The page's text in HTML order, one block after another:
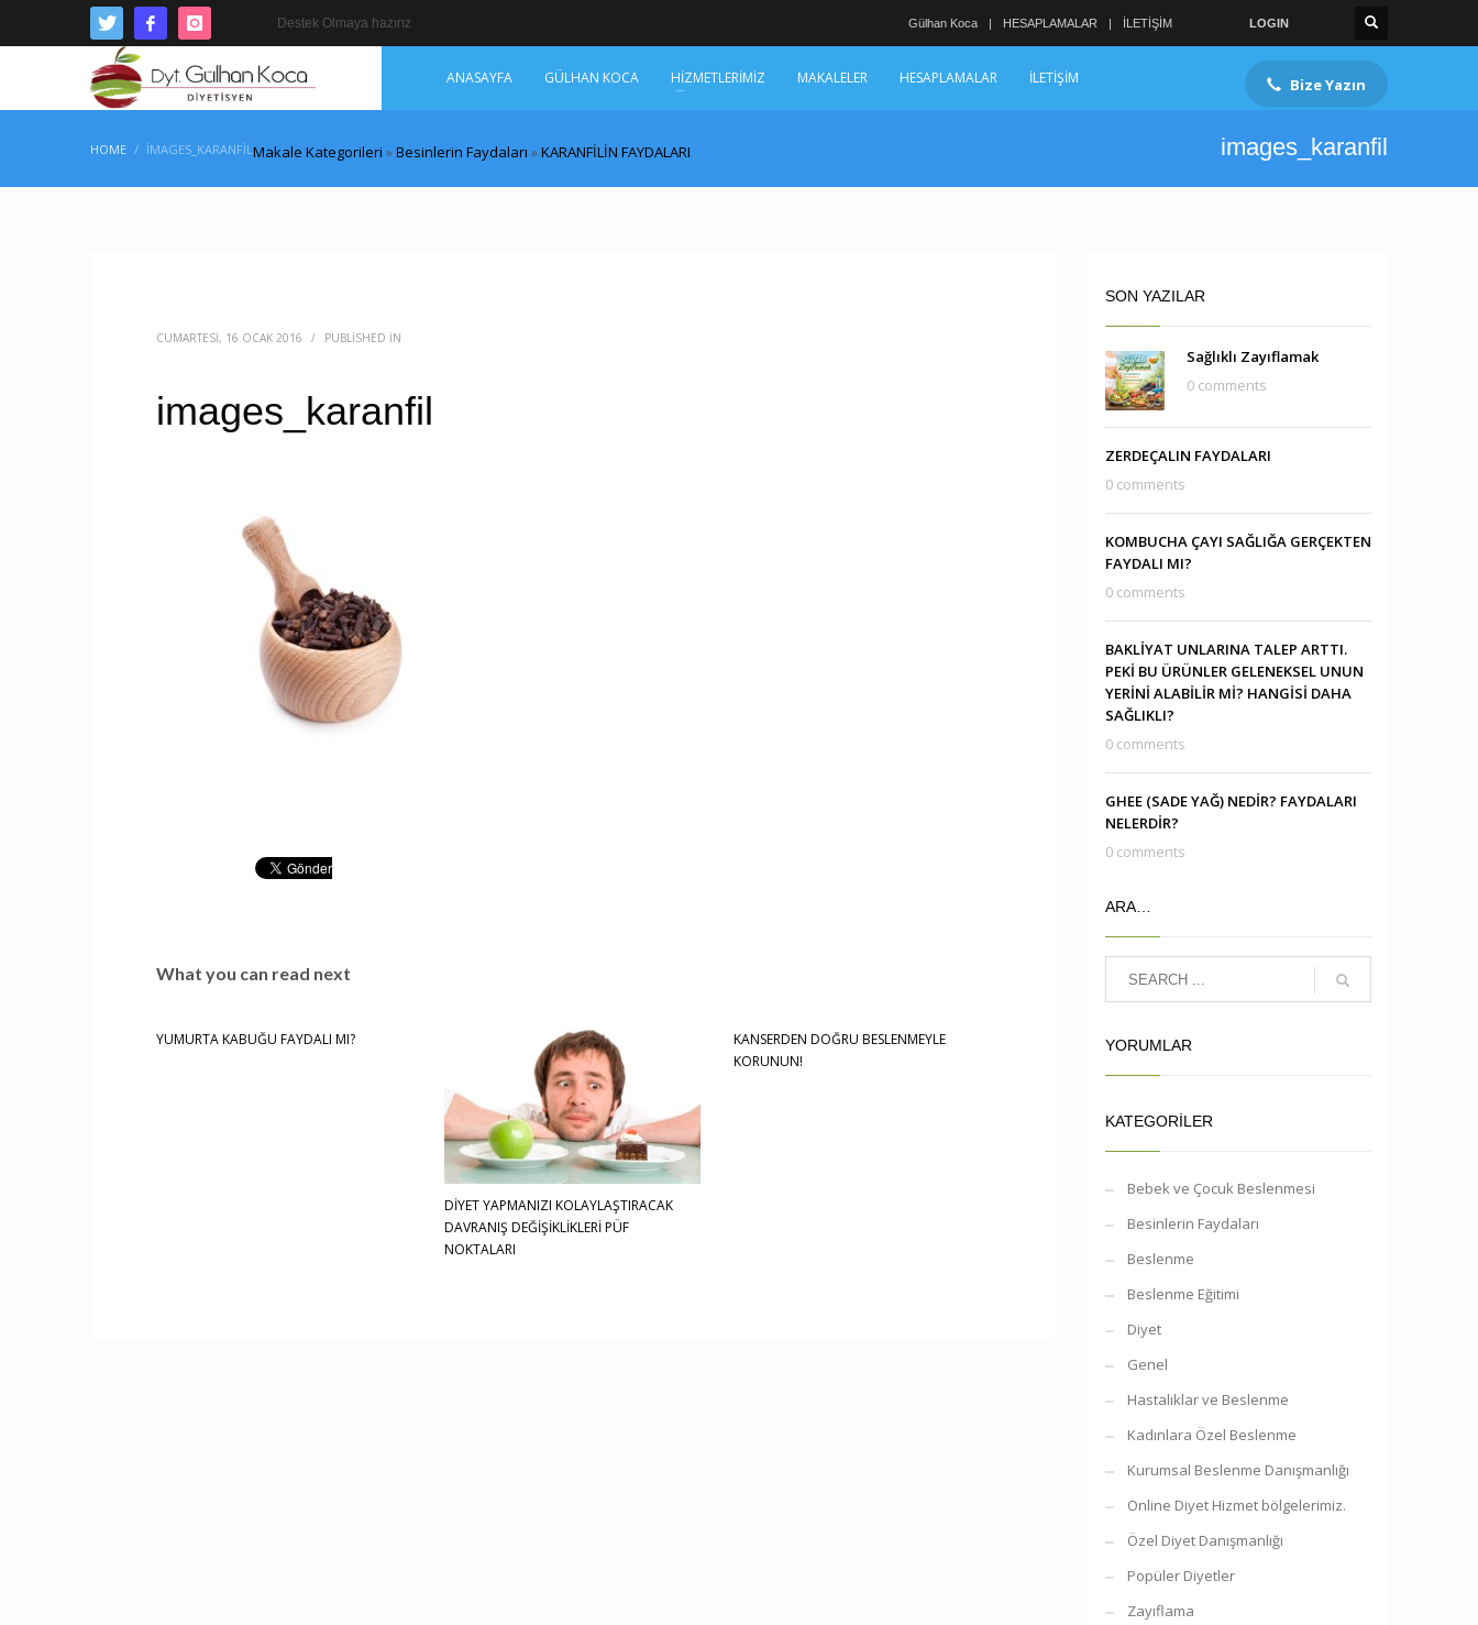
Destek Olmaya hazırız Gülhan Koca HESAPLAMALAR İLETİŞİM LOGIN
ANASAYFA GÜLHAN KOCA HİZMETLERİMİZ MAKALELER HESAPLAMALAR İLETİŞİM Bize Yazın
HOME Makale Kategorileri »Besinlerin Faydaları »KARANFİLİN FAYDALARI
IMAGES_KARANFIL images_karanfil
CUMARTESI, 16 OCAK 2016 / PUBLISHED IN
images_karanfil
What you can read next
YUMURTA KABUĞU FAYDALI MI?
DİYET YAPMANIZI KOLAYLAŞTIRACAK
DAVRANIŞ DEĞİŞİKLİKLERİ PÜF
NOKTALARI
KANSERDEN DOĞRU BESLENMEYLE
KORUNUN!
SON YAZILAR
Sağlıklı Zayıflamak
0 comments
ZERDEÇALIN FAYDALARI
0 comments
KOMBUCHA ÇAYI SAĞLIĞA GERÇEKTEN
FAYDALI MI?
0 comments
BAKLİYAT UNLARINA TALEP ARTTI.
PEKİ BU ÜRÜNLER GELENEKSEL UNUN
YERİNİ ALABİLİR Mİ? HANGİSİ DAHA
SAĞLIKLI?
0 comments
GHEE (SADE YAĞ) NEDİR? FAYDALARI
NELERDİR?
0 comments
ARA…
YORUMLAR
KATEGORILER
Bebek ve Çocuk Beslenmesi
Besinlerin Faydaları
Beslenme
Beslenme Eğitimi
Diyet
Genel
Hastalıklar ve Beslenme
Kadınlara Özel Beslenme
Kurumsal Beslenme Danışmanlığı
Online Diyet Hizmet bölgelerimiz.
Özel Diyet Danışmanlığı
Popüler Diyetler
Zayıflama